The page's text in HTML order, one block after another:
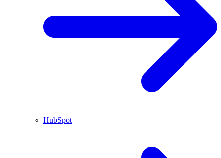
HubSpot